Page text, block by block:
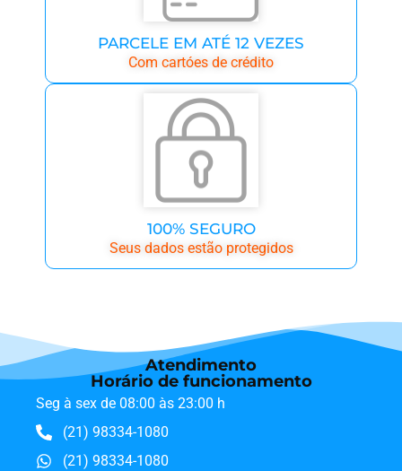
PARCELE EM ATÉ 12 VEZES
Com cartóes de crédito
100% SEGURO
Seus dados estão protegidos
Atendimento
Horário de funcionamento
Seg à sex de 08:00 às 23:00 h
(21) 98334-1080
(21) 98334-1080